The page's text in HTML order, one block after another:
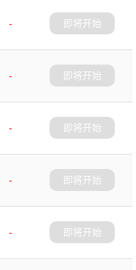
-
即将开始
-
即将开始
-
即将开始
-
即将开始
-
即将开始